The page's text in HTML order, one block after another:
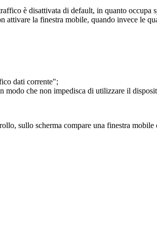
è disattivata di default, in quanto
attivare la finestra mobile, quando invece le
dati corrente";
modo che non impedisca di utilizzare il
sullo scherma compare una finestra